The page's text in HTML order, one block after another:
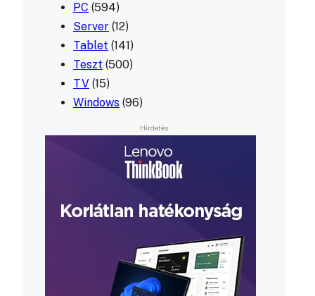
PC (594)
Server (12)
Tablet (141)
Teszt (500)
TV (15)
Windows (96)